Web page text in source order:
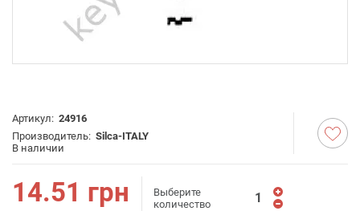
Артикул: 24916
Производитель: Silca-ITALY
В наличии
14.51 грн
Выберите
количество